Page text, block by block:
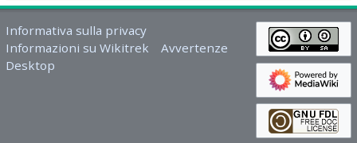
Informativa sulla privacy
Informazioni su Wikitrek
Avvertenze
Desktop